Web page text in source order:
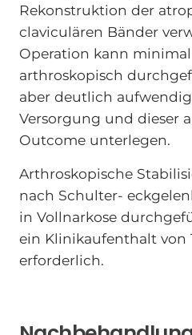
Rekonstruktion der
claviculären Bänder
Operation kann
arthroskopisch
aber deutlich
Versorgung und dieser
Outcome unterlegen.
Arthroskopische
nach Schulter-
in Vollnarkose
ein Klinikaufenthalt von
erforderlich.